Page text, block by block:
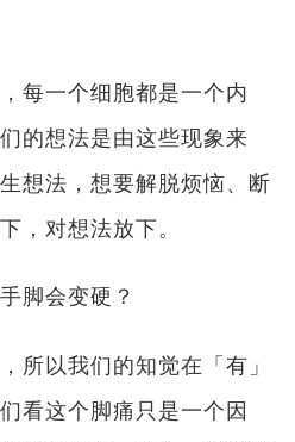
每一个细胞都是一个内
的想法是由这些现象来
想法，想要解脱烦恼、断
，对想法放下。
脚会变硬？
所以我们的知觉在「有」
看这个脚痛只是一个因